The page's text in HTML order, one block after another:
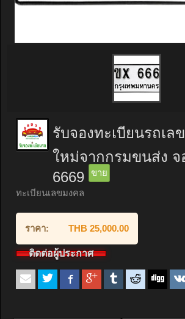
รับจองทะเบียนรถเล
ใหม่จากกรมขนส่ง จ
6669
ขาย
ทะเบียนเลขมงคล
ราคา: THB 25,000.00
ติดต่อผู้ประกาศ